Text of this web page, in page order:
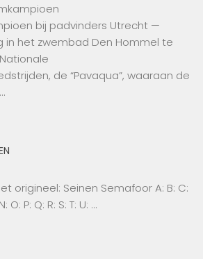
bij padvinders Utrecht —
in het zwembad Den Hommel te
de “Pavaqua”, waaraan de
origineel: Seinen Semafoor A: B: C:
O: P: Q: R: S: T: U: …